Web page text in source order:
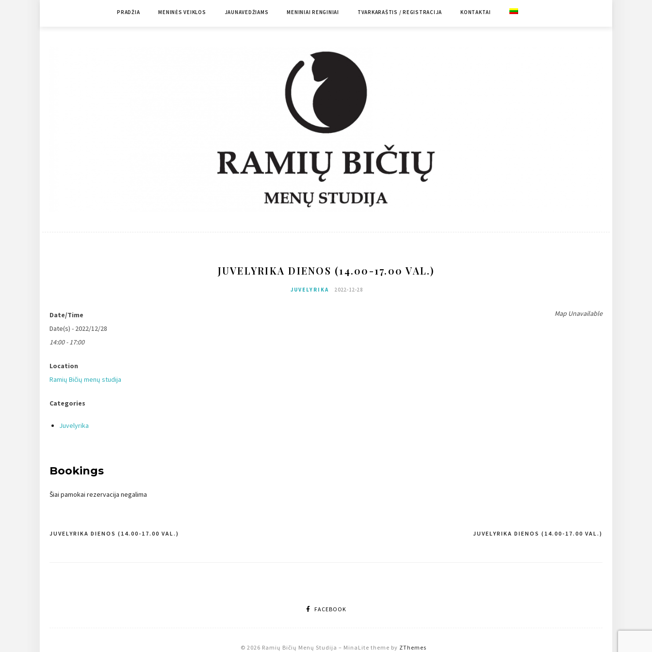
PRADŽIA MENINĖS VEIKLOS JAUNAVEDŽIAMS MENINIAI RENGINIAI TVARKARAŠTIS / REGISTRACIJA KONTAKTAI
JUVELYRIKA DIENOS (14.00-17.00 VAL.)
JUVELYRIKA 2022-12-28
Map Unavailable
Date/Time
Date(s) - 2022/12/28
14:00 - 17:00
Location
Ramių Bičių menų studija
Categories
Juvelyrika
Bookings
Šiai pamokai rezervacija negalima
Navigacija
JUVELYRIKA DIENOS (14.00-17.00 VAL.)
JUVELYRIKA DIENOS (14.00-17.00 VAL.)
FACEBOOK
© 2026 Ramių Bičių Menų Studija – MinaLite theme by ZThemes